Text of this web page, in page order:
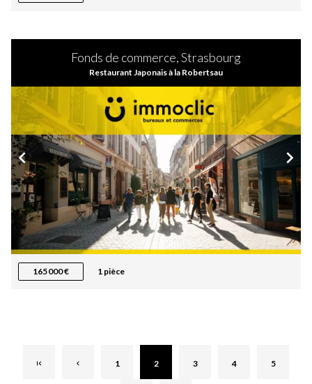
Fonds de commerce, Strasbourg
Restaurant Japonais à la Robertsau
165 000 € 1 pièce
1 2 3 4 5